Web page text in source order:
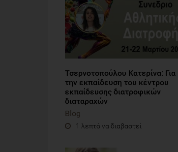
Τσερνοτοπούλου Κατερίνα: Για
την εκπαίδευση του κέντρου
εκπαίδευσης διατροφικών
διαταραχών
Blog
1 λεπτό να διαβαστεί